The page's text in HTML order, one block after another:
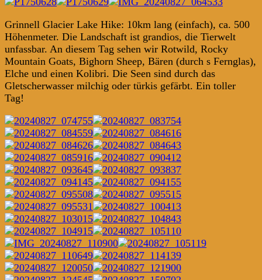
Grinnell Glacier Lake Hike: 10km lang (einfach), ca. 500
Höhenmeter. Die Landschaft ist grandios, die Tierwelt
unfassbar. An diesem Tag sehen wir Rotwild, Rocky
Mountain Goats, Bighorn Sheep, Bären (durch s Fernglas),
Elche und einen Kolibri. Die Seen sind durch das
Gletscherwasser milchig oder türkis gefärbt. Ein toller
Tag!